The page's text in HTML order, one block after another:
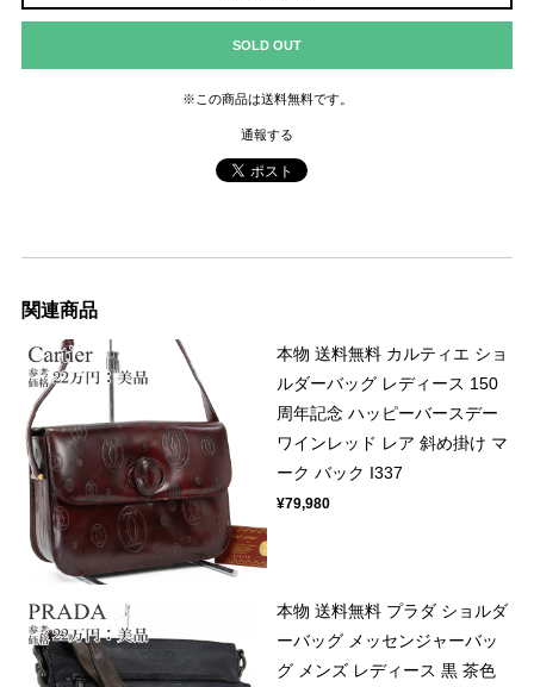
SOLD OUT
※この商品は送料無料です。
通報する
関連商品
本物 送料無料 カルティエ ショ
ルダーバッグ レディース 150
周年記念 ハッピーバースデー
ワインレッド レア 斜め掛け マ
ーク バック I337
¥79,980
本物 送料無料 プラダ ショルダ
ーバッグ メッセンジャーバッ
グ メンズ レディース 黒 茶色